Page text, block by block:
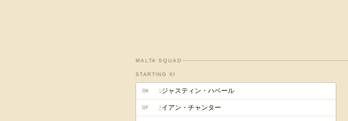
MALTA SQUAD
STARTING XI
GK 1 ジャスティン・ハベール
DF 2イアン・チャンター